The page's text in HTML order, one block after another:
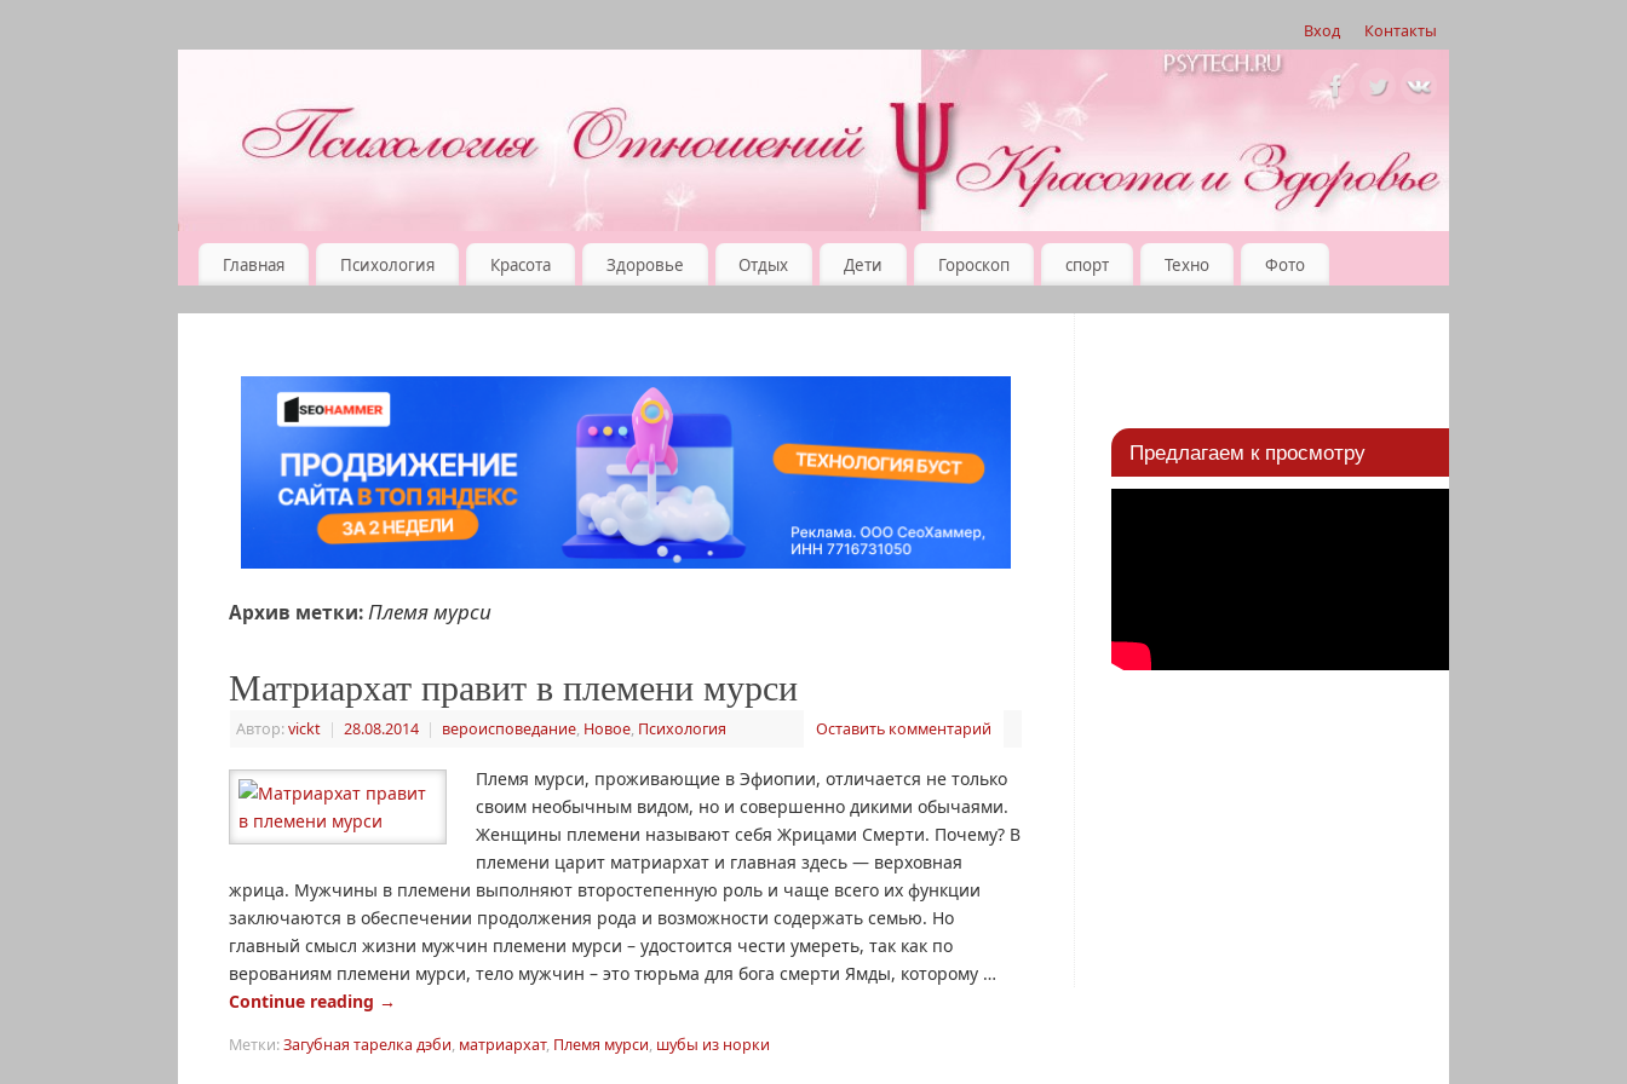
Вход Контакты
Главная Психология Красота Здоровье Отдых Дети Гороскоп спорт Техно Фото
Архив метки:Племя мурси
Матриархат правит в племени мурси
Автор:vickt | 28.08.2014 | вероисповедание, Новое, Психология Оставить комментарий
Племя мурси, проживающие в Эфиопии, отличается не только
своим необычным видом, но и совершенно дикими обычаями.
Женщины племени называют себя Жрицами Смерти. Почему? В
племени царит матриархат и главная здесь — верховная
жрица. Мужчины в племени выполняют второстепенную роль и чаще всего их функции
заключаются в обеспечении продолжения рода и возможности содержать семью. Но
главный смысл жизни мужчин племени мурси – удостоится чести умереть, так как по
верованиям племени мурси, тело мужчин – это тюрьма для бога смерти Ямды, которому …
Continue reading →
Метки:Загубная тарелка дэби, матриархат, Племя мурси, шубы из норки
Предлагаем к просмотру